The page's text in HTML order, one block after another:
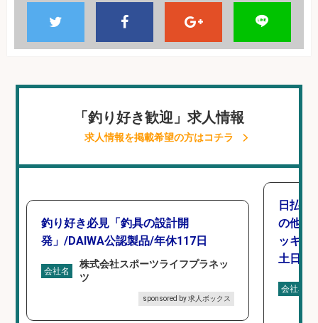
「釣り好き歓迎」求人情報
求人情報を掲載希望の方はコチラ
釣り好き必見「釣具の設計開
発」/DAIWA公認製品/年休117日
会社名
株式会社スポーツライフプラネッ
ツ
sponsored by 求人ボックス
日払い
の他/
ッキン
土日休
会社名